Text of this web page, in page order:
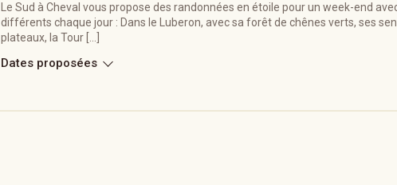
Le Sud à Cheval vous propose des randonnées en étoile pour un week-end
différents chaque jour : Dans le Luberon, avec sa forêt de chênes verts, ses
plateaux, la Tour […]
Dates proposées